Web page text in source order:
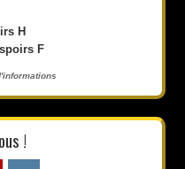
H
F
!